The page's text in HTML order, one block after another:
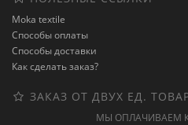
Moka textile
Способы оплаты
Способы доставки
Как сделать заказ?
ЗАКАЗ ОТ ДВУХ ЕД.
МЫ ОПЛАЧИВАЕМ